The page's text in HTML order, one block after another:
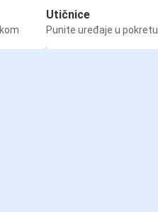
Utičnice
Punite uređaje u pokretu